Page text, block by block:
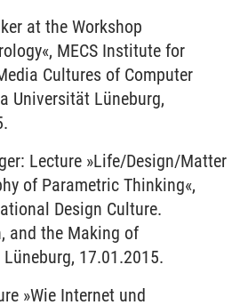
at the Workshop
MECS Institute for
Cultures of Computer
Universität Lüneburg,
Lecture »Life/Design/Matter
of Parametric Thinking«,
Design Culture.
and the Making of
17.01.2015.
»Wie Internet und